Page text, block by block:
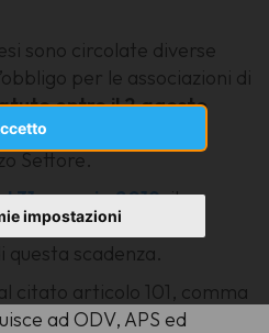
impostazioni
sono circolate diverse
per le associazioni di
entro il 2 agosto
al RUNTS - Registro
Settore.
31 maggio 2019, il
Politiche Sociali ha
scadenza.
citato articolo 101, comma
ad ODV, APS ed